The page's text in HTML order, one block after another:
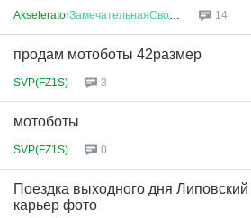
AkseleratorЗамечательнаяСволоч 14
продам мотоботы 42размер
SVP(FZ1S) 3
мотоботы
SVP(FZ1S) 0
Поездка выходного дня Липовский
карьер фото